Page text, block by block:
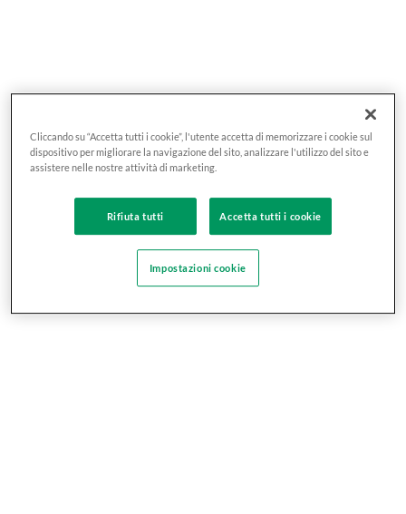
Cliccando su “Accetta tutti i cookie”, l'utente accetta di memorizzare i cookie sul
dispositivo per migliorare la navigazione del sito, analizzare l'utilizzo del sito e
assistere nelle nostre attività di marketing.
Rifiuta tutti Accetta tutti i cookie
Impostazioni cookie